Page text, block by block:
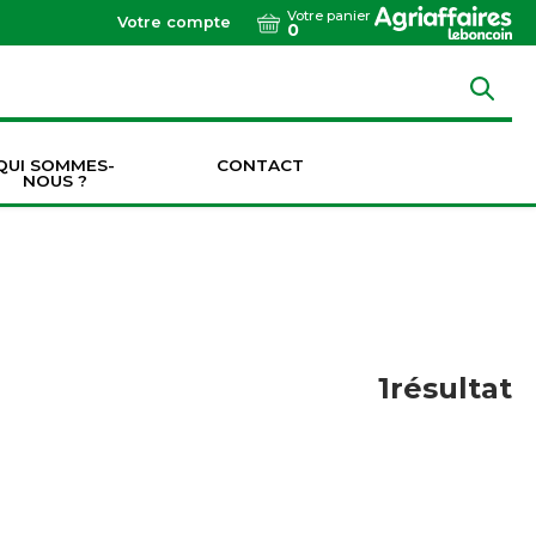
Votre compte Votre panier
0
SOMMES-
NOUS ?
CONTACT
1résultat